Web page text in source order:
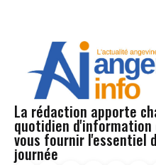
La rédaction apporte
quotidien d'information
vous fournir l'essentiel
journée